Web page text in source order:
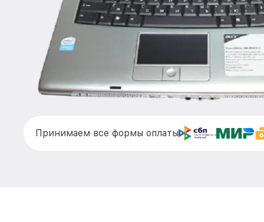
Принимаем все формы оплаты